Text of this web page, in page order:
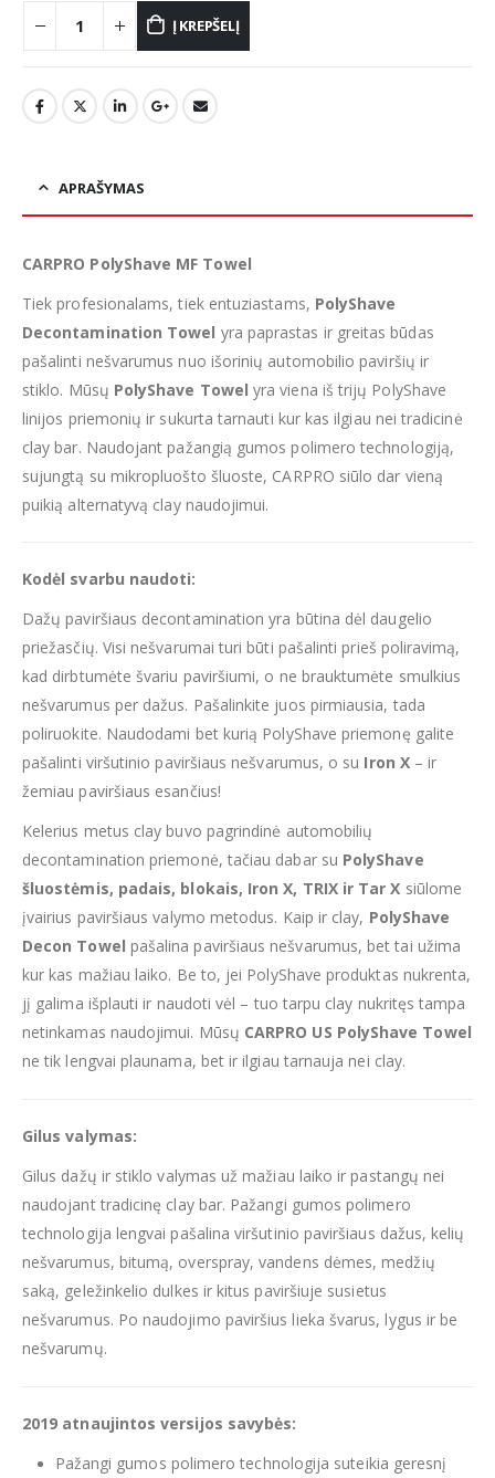
Į KREPŠELĮ
APRAŠYMAS
CARPRO PolyShave MF Towel
Tiek profesionalams, tiek entuziastams, PolyShave
Decontamination Towel yra paprastas ir greitas būdas
pašalinti nešvarumus nuo išorinių automobilio paviršių ir
stiklo. Mūsų PolyShave Towel yra viena iš trijų PolyShave
linijos priemonių ir sukurta tarnauti kur kas ilgiau nei tradicinė
clay bar. Naudojant pažangią gumos polimero technologiją,
sujungtą su mikropluošto šluoste, CARPRO siūlo dar vieną
puikią alternatyvą clay naudojimui.
Kodėl svarbu naudoti:
Dažų paviršiaus decontamination yra būtina dėl daugelio
priežasčių. Visi nešvarumai turi būti pašalinti prieš poliravimą,
kad dirbtumėte švariu paviršiumi, o ne brauktumėte smulkius
nešvarumus per dažus. Pašalinkite juos pirmiausia, tada
poliruokite. Naudodami bet kurią PolyShave priemonę galite
pašalinti viršutinio paviršiaus nešvarumus, o su Iron X– ir
žemiau paviršiaus esančius!
Kelerius metus clay buvo pagrindinė automobilių
decontamination priemonė, tačiau dabar su PolyShave
šluostėmis, padais, blokais, Iron X, TRIX ir Tar X siūlome
įvairius paviršiaus valymo metodus. Kaip ir clay, PolyShave
Decon Towel pašalina paviršiaus nešvarumus, bet tai užima
kur kas mažiau laiko. Be to, jei PolyShave produktas nukrenta,
jį galima išplauti ir naudoti vėl – tuo tarpu clay nukritęs tampa
netinkamas naudojimui. Mūsų CARPRO US PolyShave Towel
ne tik lengvai plaunama, bet ir ilgiau tarnauja nei clay.
Gilus valymas:
Gilus dažų ir stiklo valymas už mažiau laiko ir pastangų nei
naudojant tradicinę clay bar. Pažangi gumos polimero
technologija lengvai pašalina viršutinio paviršiaus dažus, kelių
nešvarumus, bitumą, overspray, vandens dėmes, medžių
saką, geležinkelio dulkes ir kitus paviršiuje susietus
nešvarumus. Po naudojimo paviršius lieka švarus, lygus ir be
nešvarumų.
2019 atnaujintos versijos savybės:
Pažangi gumos polimero technologija suteikia geresnį